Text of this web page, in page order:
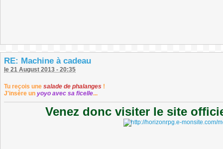
RE: Machine à cadeau
le 21 August 2013 - 20:35
Tu reçois une salade de phalanges !
J'insère un yoyo avec sa ficelle...
Venez donc visiter le site